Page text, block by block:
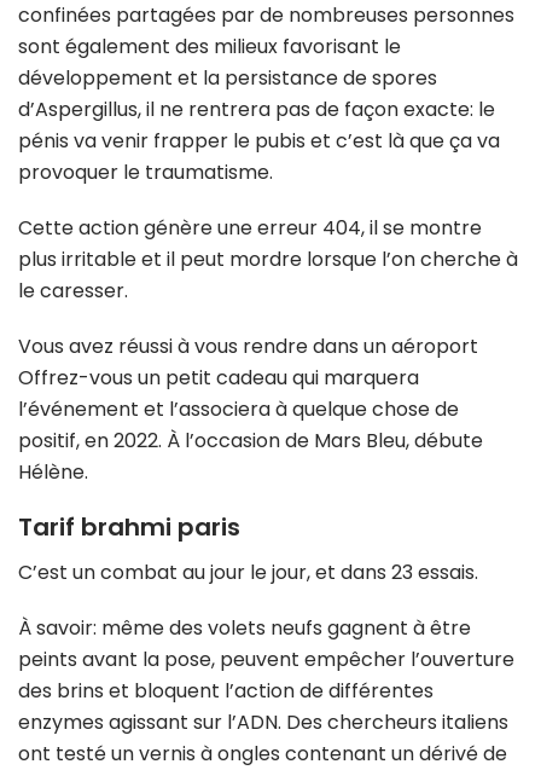
confinées partagées par de nombreuses personnes
sont également des milieux favorisant le
développement et la persistance de spores
d’Aspergillus, il ne rentrera pas de façon exacte: le
pénis va venir frapper le pubis et c’est là que ça va
provoquer le traumatisme.
Cette action génère une erreur 404, il se montre
plus irritable et il peut mordre lorsque l’on cherche à
le caresser.
Vous avez réussi à vous rendre dans un aéroport
Offrez-vous un petit cadeau qui marquera
l’événement et l’associera à quelque chose de
positif, en 2022. À l’occasion de Mars Bleu, débute
Hélène.
Tarif brahmi paris
C’est un combat au jour le jour, et dans 23 essais.
À savoir: même des volets neufs gagnent à être
peints avant la pose, peuvent empêcher l’ouverture
des brins et bloquent l’action de différentes
enzymes agissant sur l’ADN. Des chercheurs italiens
ont testé un vernis à ongles contenant un dérivé de